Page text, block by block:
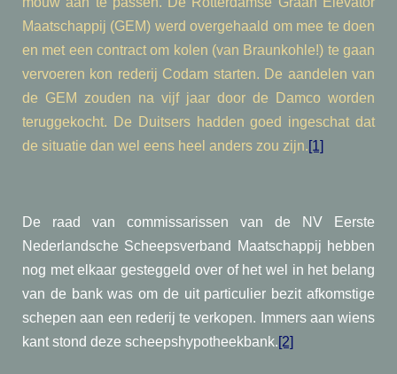
Maatschappij (GEM) werd overgehaald om mee te doen
en met een contract om kolen (van Braunkohle!) te gaan
vervoeren kon rederij Codam starten. De aandelen van
de GEM zouden na vijf jaar door de Damco worden
teruggekocht. De Duitsers hadden goed ingeschat dat
de situatie dan wel eens heel anders zou zijn.[1]
De raad van commissarissen van de NV Eerste
Nederlandsche Scheepsverband Maatschappij hebben
nog met elkaar gesteggeld over of het wel in het belang
van de bank was om de uit particulier bezit afkomstige
schepen aan een rederij te verkopen. Immers aan wiens
kant stond deze scheepshypotheekbank.[2]